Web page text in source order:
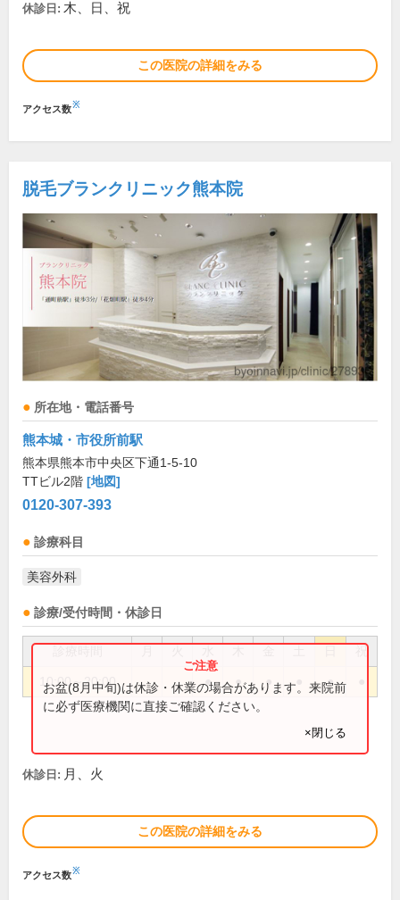
休診日: 木、日、祝
この医院の詳細をみる
アクセス数※
脱毛ブランクリニック熊本院
所在地・電話番号
熊本城・市役所前駅
熊本県熊本市中央区下通1-5-10
TTビル2階 [地図]
0120-307-393
診療科目
美容外科
診療/受付時間・休診日
祝
10:00～20:00 ● ● ● ●
お盆(8月中旬)は休診・休業の場合があります。来院前
に必ず医療機関に直接ご確認ください。
×閉じる
休診日: 月、火
この医院の詳細をみる
アクセス数※